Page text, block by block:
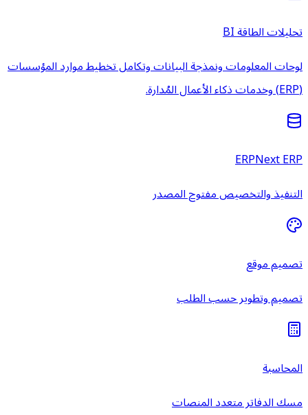
تحليلات الطاقة BI
لوحات المعلومات ونمذجة البيانات وتكامل تخطيط موارد المؤسسات
(ERP) وخدمات ذكاء الأعمال المُدارة.
ERPNext ERP
التنفيذ والتخصيص مفتوح المصدر
تصميم موقع
تصميم وتطوير حسب الطلب
المحاسبة
مسك الدفاتر متعدد المنصات